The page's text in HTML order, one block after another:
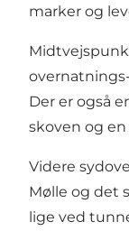
marker og
Der er også
skoven og
Videre
Mølle og det
lige ved